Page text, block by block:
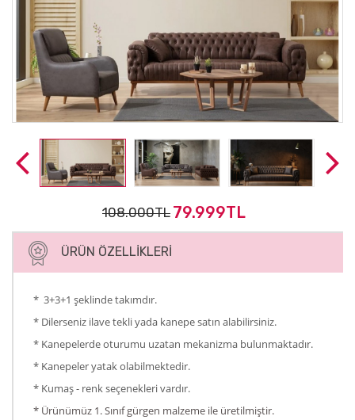
108.000TL 79.999TL
ÜRÜN ÖZELLIKLERI
* 3+3+1 şeklinde takımdır.
* Dilerseniz ilave tekli yada kanepe satın alabilirsiniz.
* Kanepelerde oturumu uzatan mekanizma bulunmaktadır.
* Kanepeler yatak olabilmektedir.
* Kumaş - renk seçenekleri vardır.
* Ürünümüz 1. Sınıf gürgen malzeme ile üretilmiştir.